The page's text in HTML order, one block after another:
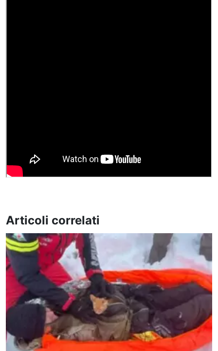
Articoli correlati